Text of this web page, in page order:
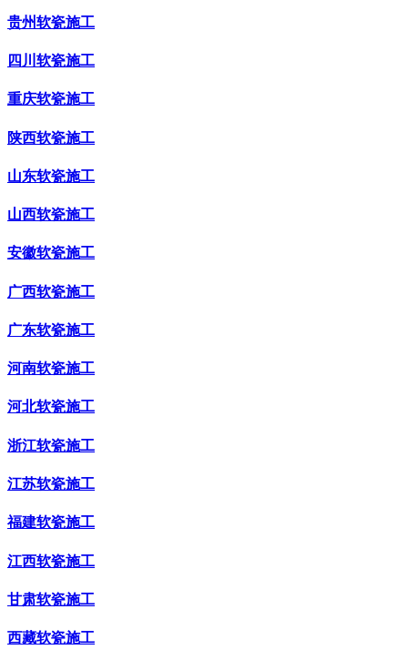
贵州软瓷施工
四川软瓷施工
重庆软瓷施工
陕西软瓷施工
山东软瓷施工
山西软瓷施工
安徽软瓷施工
广西软瓷施工
广东软瓷施工
河南软瓷施工
河北软瓷施工
浙江软瓷施工
江苏软瓷施工
福建软瓷施工
江西软瓷施工
甘肃软瓷施工
西藏软瓷施工